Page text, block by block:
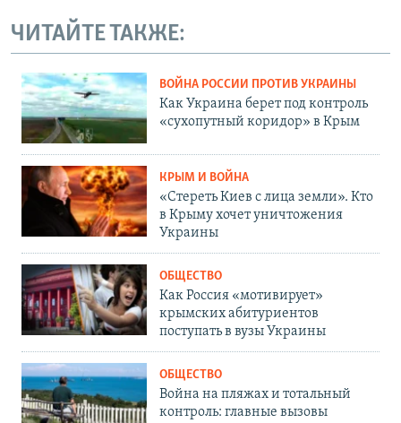
ЧИТАЙТЕ ТАКЖЕ:
ВОЙНА РОССИИ ПРОТИВ УКРАИНЫ
Как Украина берет под контроль
«сухопутный коридор» в Крым
КРЫМ И ВОЙНА
«Стереть Киев с лица земли». Кто
в Крыму хочет уничтожения
Украины
ОБЩЕСТВО
Как Россия «мотивирует»
крымских абитуриентов
поступать в вузы Украины
ОБЩЕСТВО
Война на пляжах и тотальный
контроль: главные вызовы